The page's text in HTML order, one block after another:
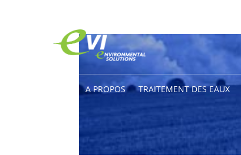
A PROPOS TRAITEMENT DES EAUX